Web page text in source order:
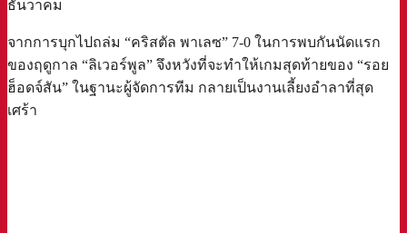
ธันวาคม
จากการบุกไปถล่ม “คริสตัล พาเลซ” 7-0 ในการพบกันนัดแรก
ของฤดูกาล “ลิเวอร์พูล” จึงหวังที่จะทำให้เกมสุดท้ายของ “รอย
ฮ็อดจ์สัน” ในฐานะผู้จัดการทีม กลายเป็นงานเลี้ยงอำลาที่สุด
เศร้า